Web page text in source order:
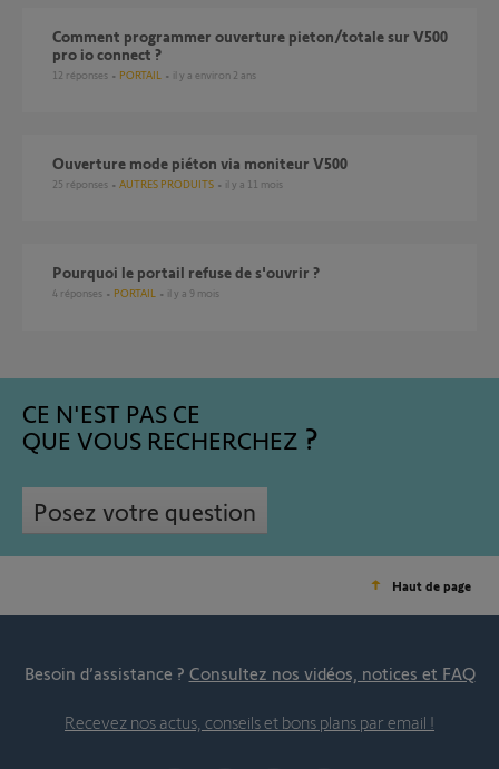
Comment programmer ouverture pieton/totale sur V500
pro io connect ?
12 réponses PORTAIL il y a environ 2 ans
ouverture mode piéton via moniteur V500
25 réponses AUTRES PRODUITS il y a 11 mois
Pourquoi le portail refuse de s'ouvrir ?
4 réponses PORTAIL il y a 9 mois
CE N'EST PAS CE
QUE VOUS RECHERCHEZ
Posez votre question
Haut de page
Besoin d’assistance ? Consultez nos vidéos, notices et FAQ
Recevez nos actus, conseils et bons plans par email !